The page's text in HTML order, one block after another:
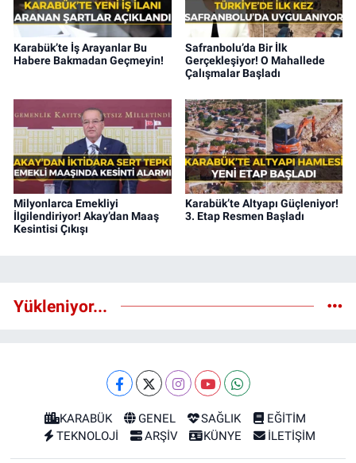
Karabük’te İş Arayanlar Bu
Habere Bakmadan Geçmeyin!
Safranbolu’da Bir İlk
Gerçekleşiyor! O Mahallede
Çalışmalar Başladı
Milyonlarca Emekliyi
İlgilendiriyor! Akay’dan Maaş
Kesintisi Çıkışı
Karabük’te Altyapı Güçleniyor!
3. Etap Resmen Başladı
Yükleniyor...
KARABÜK GENEL SAĞLIK
EĞİTİM
TEKNOLOJİ
ARŞİV KÜNYE İLETİŞİM